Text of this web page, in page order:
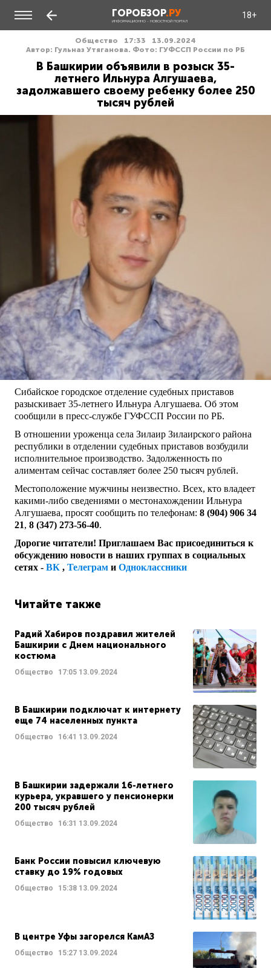
ГОРОБЗОР.РУ
ИНФОРМАЦИОННО - НОВОСТНОЙ ПОРТАЛ
18+
Общество 17:33
13.09.2024
Автор: Гульназ Утяганова. Фото: ГУФССП России по РБ
В Башкирии объявили в розыск 35-
летнего Ильнура Алгушаева,
задолжавшего своему ребенку более 250
тысяч рублей
Сибайское городское отделение судебных приставов
разыскивает 35-летнего Ильнура Алгушаева. Об этом
сообщили в пресс-службе ГУФССП России по РБ.
В отношении уроженца села Зилаир Зилаирского района
республики в отделении судебных приставов возбудили
исполнительное производство. Задолженность по
алиментам сейчас составляет более 250 тысяч рублей.
Местоположение мужчины неизвестно. Всех, кто владеет
какими-либо сведениями о местонахождении Ильнура
Алгушаева, просят сообщить по телефонам: 8 (904) 906 34
21, 8 (347) 273-56-40.
Дорогие читатели! Приглашаем Вас присоединиться к
обсуждению новости в наших группах в социальных
сетях - ВК , Телеграм и Одноклассники
Читайте также
Радий Хабиров поздравил жителей
Башкирии с Днем национального
костюма
Общество 17:05 13.09.2024
В Башкирии подключат к интернету
еще 74 населенных пункта
Общество 16:41 13.09.2024
В Башкирии задержали 16-летнего
курьера, укравшего у пенсионерки
200 тысяч рублей
Общество 16:31 13.09.2024
Банк России повысил ключевую
ставку до 19% годовых
Общество 15:38 13.09.2024
В центре Уфы загорелся КамАЗ
Общество 15:27 13.09.2024